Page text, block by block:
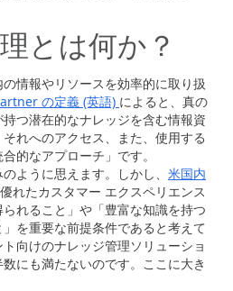
とは何か？
情報やリソースを効率的に取り扱
の定義 (英語) によると、真の
つ潜在的なナレッジを含む情報資
れへのアクセス、また、使用する
的なアプローチ」です。
ように思えます。しかし、 米国内
れたカスタマー エクスペリエンス
れること」や「豊富な知識を持つ
を重要な前提条件であると考えて
向けのナレッジ管理ソリューショ
にも満たないのです。ここに大き